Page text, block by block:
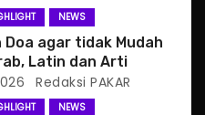
NEWS
Doa agar tidak Mudah
Latin dan Arti
Redaksi PAKAR
NEWS